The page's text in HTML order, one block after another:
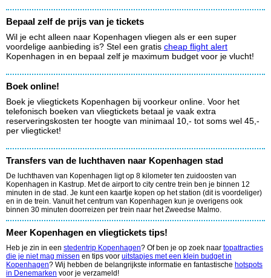
Bepaal zelf de prijs van je tickets
Wil je echt alleen naar Kopenhagen vliegen als er een super
voordelige aanbieding is? Stel een gratis cheap flight alert
Kopenhagen in en bepaal zelf je maximum budget voor je vlucht!
Boek online!
Boek je vliegtickets Kopenhagen bij voorkeur online. Voor het
telefonisch boeken van vliegtickets betaal je vaak extra
reserveringskosten ter hoogte van minimaal 10,- tot soms wel 45,-
per vliegticket!
Transfers van de luchthaven naar Kopenhagen stad
De luchthaven van Kopenhagen ligt op 8 kilometer ten zuidoosten van
Kopenhagen in Kastrup. Met de airport to city centre trein ben je binnen 12
minuten in de stad. Je kunt een kaartje kopen op het station (dit is voordeliger)
en in de trein. Vanuit het centrum van Kopenhagen kun je overigens ook
binnen 30 minuten doorreizen per trein naar het Zweedse Malmo.
Meer Kopenhagen en vliegtickets tips!
Heb je zin in een stedentrip Kopenhagen? Of ben je op zoek naar topattracties
die je niet mag missen en tips voor uitstapjes met een klein budget in
Kopenhagen? Wij hebben de belangrijkste informatie en fantastische hotspots
in Denemarken voor je verzameld!